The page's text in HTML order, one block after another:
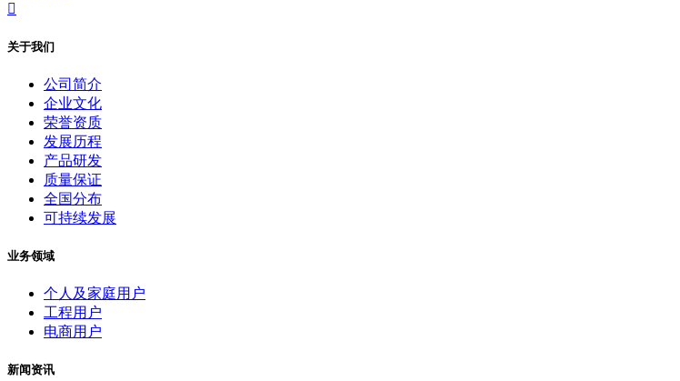

关于我们
公司简介
企业文化
荣誉资质
发展历程
产品研发
质量保证
全国分布
可持续发展
业务领域
个人及家庭用户
工程用户
电商用户
新闻资讯